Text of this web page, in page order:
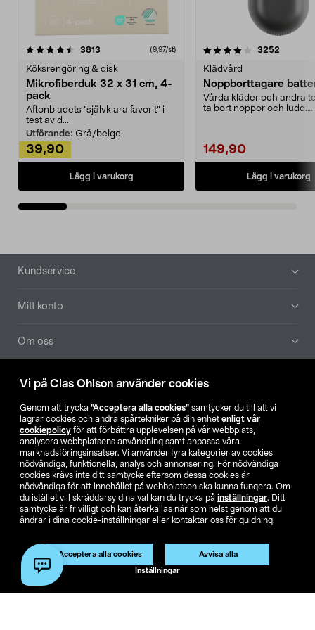
Vi på Clas Ohlson använder cookies
Genom att trycka ”Acceptera alla cookies” samtycker du till att vi
lagrar cookies och andra spårtekniker på din enhet enligt vår
cookiepolicy för att förbättra upplevelsen på vår webbplats,
analysera webbplatsens användning samt anpassa våra
marknadsföringsinsatser. Vi använder fyra kategorier av cookies:
nödvändiga, funktionella, analys och annonsering. För nödvändiga
cookies krävs inte ditt samtycke eftersom dessa cookies är
nödvändiga för att innehållet på webbplatsen ska kunna fungera. Om
du istället vill skräddarsy dina val kan du trycka på inställningar. Ditt
samtycke är frivilligt och kan återkallas när som helst genom att du
ändrar i dina cookie-inställningar eller kontaktar oss för guidning.
Acceptera alla cookies Avvisa alla
Inställningar
3813 (9,97/st)
Köksrengöring & disk
Mikrofiberduk 32 x 31 cm, 4-
pack
Aftonbladets "självklara favorit” i
test av d...
Utförande: Grå/beige
39,90
Lägg i varukorg
4.0av 5 stjärnor 3252
Klädvård
Noppborttagare
Vårda kläder och andra
ta bort noppor och ludd.
149,90
Lägg i varukorg
4.5av 5 stjärnor
Sidfot
Kundservice
Mitt konto
Om oss
Aktuellt
Våra bolag
Hitta butik
SE NO FI
Köpvillkor Privacy statement Klubbvillkor